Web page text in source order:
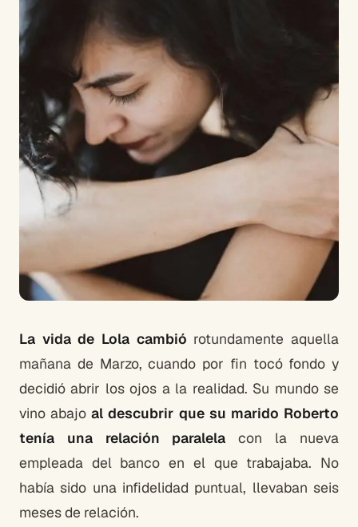
La vida de Lola cambió rotundamente aquella
mañana de Marzo, cuando por fin tocó fondo y
decidió abrir los ojos a la realidad. Su mundo se
vino abajoal descubrir que su marido Roberto
tenía una relación paralela con la nueva
empleada del banco en el que trabajaba. No
había sido una infidelidad puntual, llevaban seis
meses de relación.